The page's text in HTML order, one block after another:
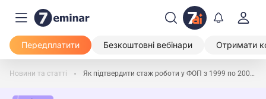
Передплатити Безкоштовні вебінари Отримати
Новини та статті Як підтвердити стаж роботи у ФОП з 1999 по 2001 рік: роз’яснення ПФУ